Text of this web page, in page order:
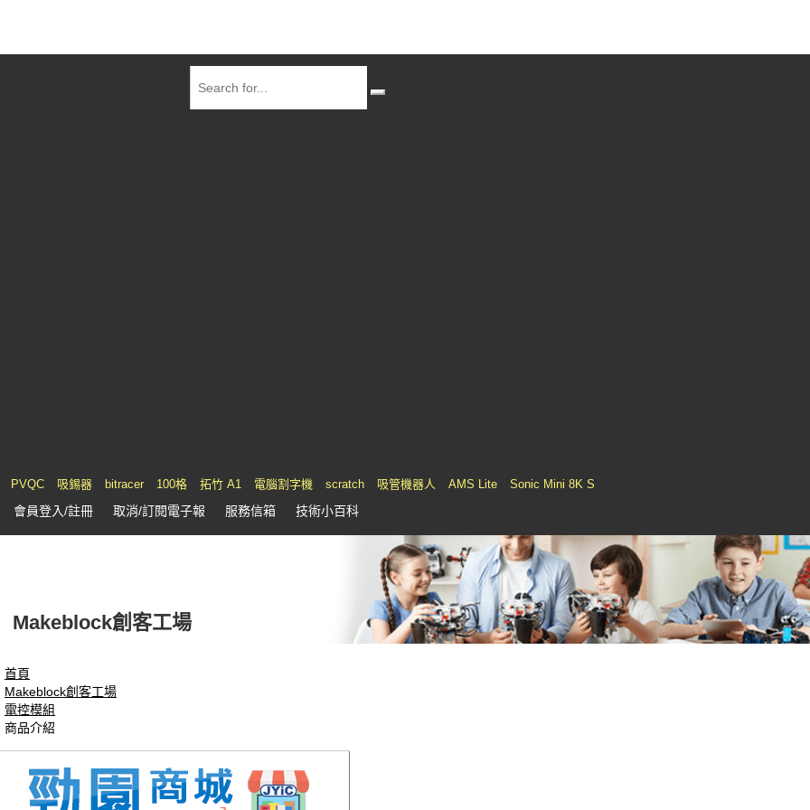
PVQC 吸錫器 bitracer 100格 拓竹 A1 電腦割字機 scratch 吸管機器人 AMS Lite Sonic Mini 8K S
會員登入/註冊 取消/訂閱電子報 服務信箱 技術小百科
Makeblock創客工場
首頁
Makeblock創客工場
電控模組
商品介紹